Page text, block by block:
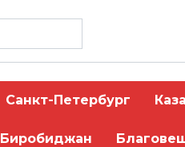
Санкт-Петербург
Биробиджан